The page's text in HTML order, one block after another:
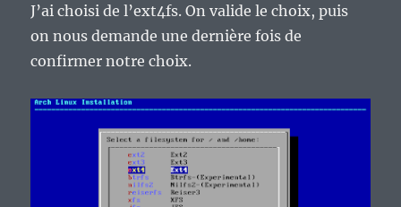
J’ai choisi de l’ext4fs. On valide le choix, puis
on nous demande une dernière fois de
confirmer notre choix.